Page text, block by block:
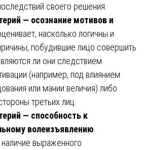
своего решения.
— осознание мотивов и
насколько логичны и
побудившие лицо совершить
ли они следствием
(например, под влиянием
или мании величия) либо
третьих лиц.
— способность к
волеизъявлению
выраженного